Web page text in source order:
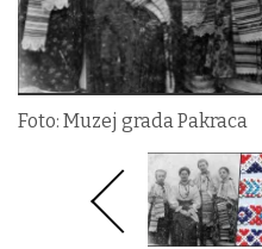
Foto: Muzej grada Pakraca